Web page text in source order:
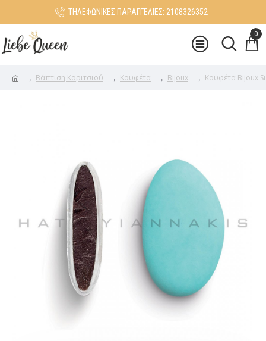
ΤΗΛΕΦΩΝΙΚΕΣ ΠΑΡΑΓΓΕΛΙΕΣ: 2108326352
0
Βάπτιση Κοριτσιού Κουφέτα Bijoux Κουφέτα Bijoux